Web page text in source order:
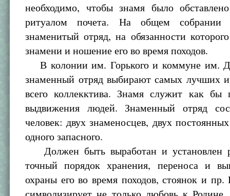
необходимо, чтобы знамя было
ритуалом почета. На общем собрании
знаменитый отряд, на обязанности
знамени и ношение его во время походов.
В колонии им. Горького и коммуне им.
знаменный отряд выбирают самых лучших
всего коллекктива. Знамя служит как бы
выдвижения людей. Знаменный отряд
человек: двух знаменосцев, двух
одного запасного.
Должен быть выработан и установлен
точный порядок хранения, переноса и
охраны его во время походов, стоянок и пр.